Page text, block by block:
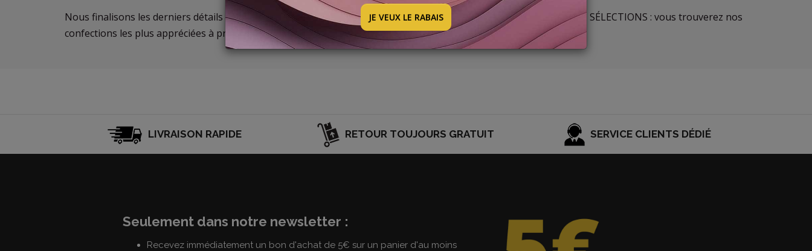
Nous finalisons les derniers détails de la nouvelle promotion : elle sera bientôt en ligne. Jetez un œil à la section LES SÉLECTIONS : vous trouverez nos
confections les plus appréciées à prix réduits!
LIVRAISON RAPIDE RETOUR TOUJOURS GRATUIT SERVICE CLIENTS DÉDIÉ
Seulement dans notre newsletter :
Recevez immédiatement un bon d'achat de 5€ sur un panier d'au moins
JE VEUX LE RABAIS